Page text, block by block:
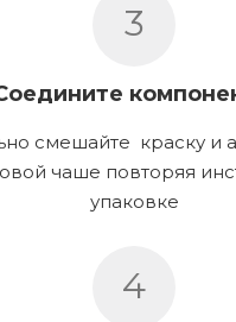
3
смешайте краску и
чаше повторяя
упаковке
4